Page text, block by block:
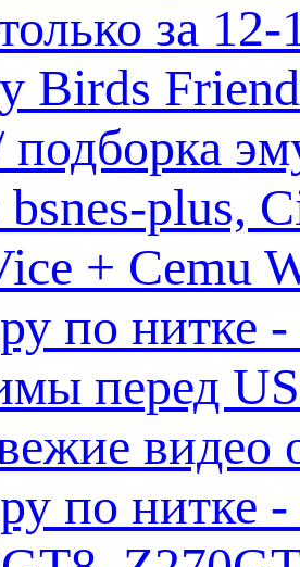
за
Birds
bsnes-plus,
+ Cemu
по нитке
перед
по нитке -